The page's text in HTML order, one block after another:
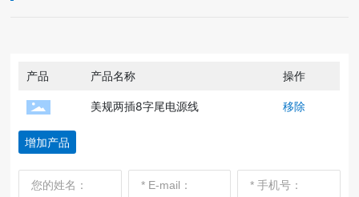
产品 产品名称 操作
美规两插8字尾电源线 移除
增加产品